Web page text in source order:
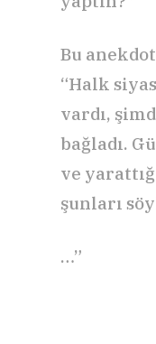
Bu
“Halk
vardı,
bağladı.
ve
şunları
…”